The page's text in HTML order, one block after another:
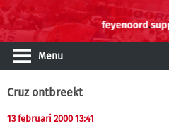
Menu
Cruz ontbreekt
13 februari 2000 13:41